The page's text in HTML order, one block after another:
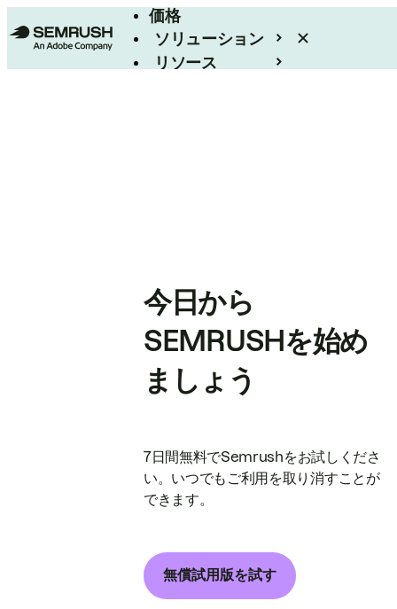
価格
ソリューション
リソース
今日から
SEMRUSHを始め
ましょう
7日間無料でSemrushをお試しくださ
い。いつでもご利用を取り消すことが
できます。
無償試用版を試す